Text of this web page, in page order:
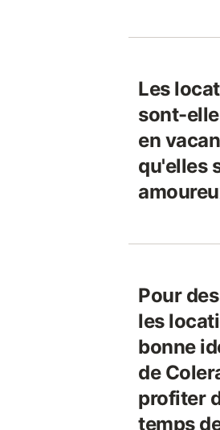
Les
sont-
en
qu'elles
Pour
les
bonne
de
profiter
temps